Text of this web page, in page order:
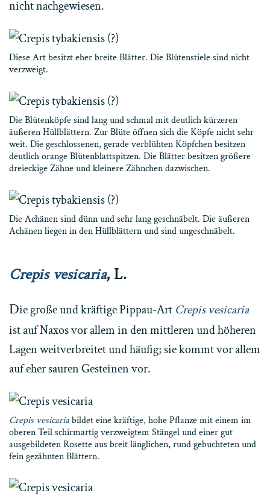
nicht nachgewiesen.
Diese Art besitzt eher breite Blätter. Die Blütenstiele sind nicht
verzweigt.
Die Blütenköpfe sind lang und schmal mit deutlich kürzeren
äußeren Hüllblättern. Zur Blüte öffnen sich die Köpfe nicht sehr
weit. Die geschlossenen, gerade verblühten Köpfchen besitzen
deutlich orange Blütenblattspitzen. Die Blätter besitzen größere
dreieckige Zähne und kleinere Zähnchen dazwischen.
Die Achänen sind dünn und sehr lang geschnäbelt. Die äußeren
Achänen liegen in den Hüllblättern und sind ungeschnäbelt.
Crepis vesicaria, L.
Die große und kräftige Pippau-Art Crepis vesicaria
ist auf Naxos vor allem in den mittleren und höheren
Lagen weitverbreitet und häufig; sie kommt vor allem
auf eher sauren Gesteinen vor.
Crepis vesicariabildet eine kräftige, hohe Pflanze mit einem im
oberen Teil schirmartig verzweigtem Stängel und einer gut
ausgebildeten Rosette aus breit länglichen, rund gebuchteten und
fein gezähnten Blättern.